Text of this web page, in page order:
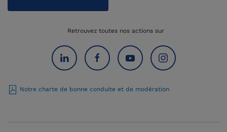
Retrouvez toutes nos actions sur
Notre charte de bonne conduite et de modération